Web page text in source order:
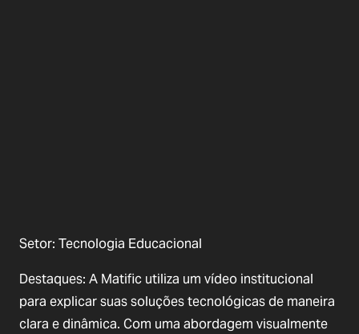
Setor: Tecnologia Educacional
Destaques: A Matific utiliza um vídeo institucional
para explicar suas soluções tecnológicas de maneira
clara e dinâmica. Com uma abordagem visualmente